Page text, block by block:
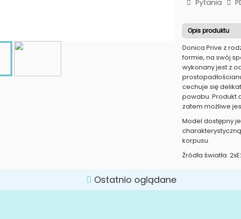
Pytania
Opis produktu
Donica Prive z
formie, na swój
wykonany jest z
cechuje się
powabu. Produkt
zatem możliwe
Model dostępny
korpusu.
Źródła światła:
Ostatnio oglądane